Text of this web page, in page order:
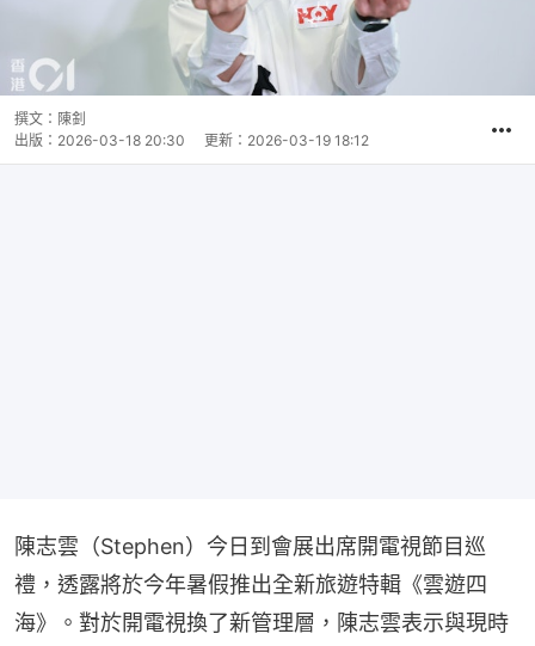
撰文： 陳釗
出版： 2026-03-18 20:30 更新： 2026-03-19 18:12
陳志雲（Stephen）今日到會展出席開電視節目巡
禮，透露將於今年暑假推出全新旅遊特輯《雲遊四
海》。對於開電視換了新管理層，陳志雲表示與現時